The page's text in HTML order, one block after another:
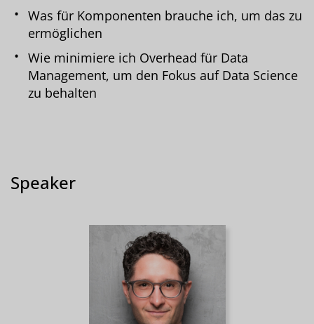
Was für Komponenten brauche ich, um das zu
ermöglichen
Wie minimiere ich Overhead für Data
Management, um den Fokus auf Data Science
zu behalten
Speaker